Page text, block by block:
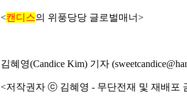
<캔디스의 위풍당당 글로벌매너>
김혜영(Candice Kim) 기자
<저작권자 ⓒ 김혜영 - 무단전재 및 재배포